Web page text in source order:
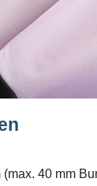
(max. 40 mm